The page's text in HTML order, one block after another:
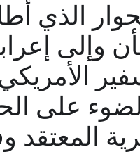
الذي
وإلى
الضوء على
المعتقد